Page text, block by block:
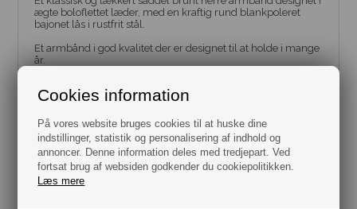
Cookies information
På vores website bruges cookies til at huske dine
indstillinger, statistik og personalisering af indhold og
annoncer. Denne information deles med tredjepart. Ved
fortsat brug af websiden godkender du cookiepolitikken.
Læs mere
ægte boloflettet læder, med en kraftig rund blankpoleret
bajonet lås i rustfrit stål.
Et armbånd i god kvalitet der er designet til at holde i mange
år.
Lås i rustfrit stål.
100% Ægte Læder.
Farve saddel brunt.
Størrelses eks.: Hvis dit håndled måler 19 cm kan du vælge
et armbånd med en længde på 21 cm, skal armbåndet sidde
lidt løst kan det være en idé at vælge et armbånd på 22cm.
Brug evt. størrelses guiden når du vælger armbånd.